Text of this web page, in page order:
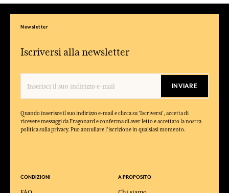
Newsletter
Iscriversi alla newsletter
INVIARE
Quando inserisce il suo indirizzo e-mail e clicca su 'Iscriversi', accetta di
ricevere messaggi da Fragonard e conferma di aver letto e accettato la nostra
politica sulla privacy. Puo annullare l'iscrizione in qualsiasi momento.
CONDIZIONI A PROPOSITO